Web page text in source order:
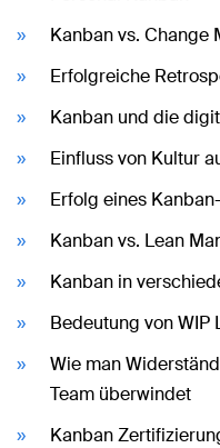
Kanban vs. Change
Erfolgreiche
Kanban und die
Einfluss von Kultur
Erfolg eines
Kanban vs. Lean
Kanban in
Bedeutung von WIP
Wie man
Team überwindet
Kanban